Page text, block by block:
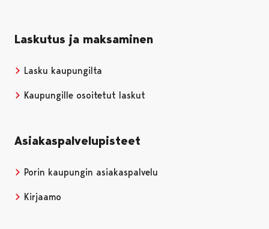
Laskutus ja maksaminen
Lasku kaupungilta
Kaupungille osoitetut laskut
Asiakaspalvelupisteet
Porin kaupungin asiakaspalvelu
Kirjaamo